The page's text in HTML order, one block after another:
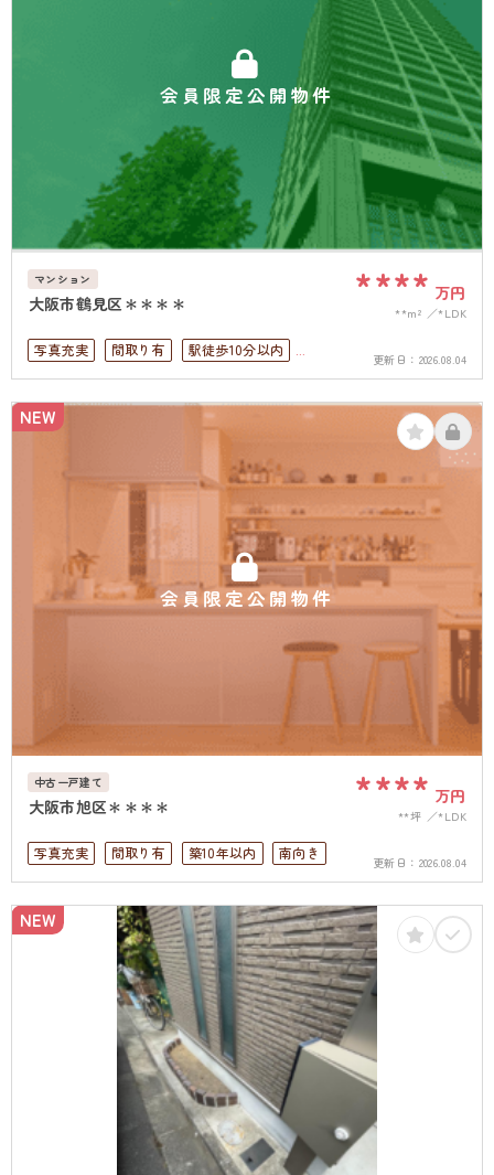
会員限定公開物件
マンション
大阪市鶴見区＊＊＊＊ **** 万円
**m² *LDK
写真充実 間取り有
駅徒歩10分以内
上下水道完備
更新日： 2026.08.04
会員限定公開物件
NEW
中古一戸建て
大阪市旭区＊＊＊＊ **** 万円
**坪 *LDK
写真充実 間取り有 築10年以内
南向き
駅徒歩10分以内
駐車場2台可
ペット可
駐車場１台無料
上下水道完備
更新日： 2026.08.04
NEW